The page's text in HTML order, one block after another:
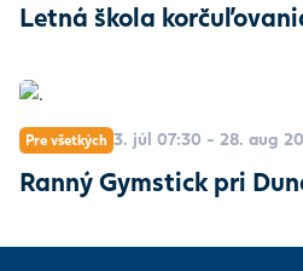
Letná škola
Pre všetkých 3. júl 07:30 - 28. aug
Ranný Gymstick pri